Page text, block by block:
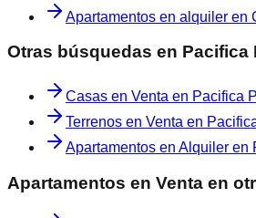
Apartamentos en alquiler en
Otras búsquedas en Pacifica
Casas en Venta en Pacifica
Terrenos en Venta en
Apartamentos en Alquiler en
Apartamentos en Venta en